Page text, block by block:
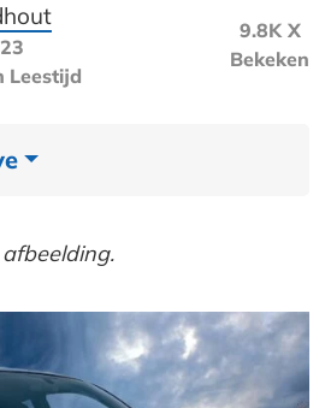
Leestijd
9.8K X
Bekeken
model versus duur